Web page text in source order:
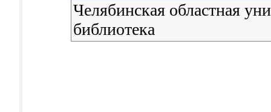
Челябинская областная
библиотека